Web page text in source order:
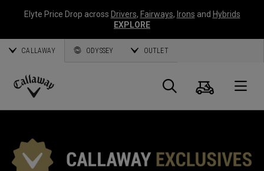
Elyte Price Drop across Drivers, Fairways, Irons and Hybrids
EXPLORE
CALLAWAY ODYSSEY OUTLET
Callaway
Panier